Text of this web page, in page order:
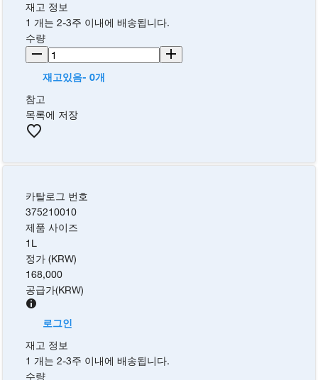
재고 정보
1 개는 2-3주 이내에 배송됩니다.
수량
재고있음- 0개
참고
목록에 저장
카탈로그 번호
375210010
제품 사이즈
1L
정가 (KRW)
168,000
공급가(KRW)
로그인
재고 정보
1 개는 2-3주 이내에 배송됩니다.
수량